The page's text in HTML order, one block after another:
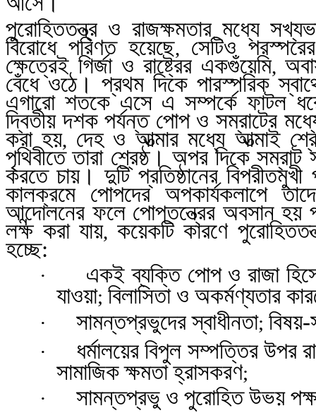
পুরোহিততন্ত্র ও রাজক্ষমতার মধ্যে
বিরোধে পরিণত হয়েছে, সেটিও
ক্ষেত্রেই গির্জা ও রাষ্ট্রের একগুঁয়েমি,
বেঁধে ওঠে। প্রথম দিকে পারস্পরিক
এগারো শতকে এসে এ সম্পর্কে ফাটল
দ্বিতীয় দশক পর্যন্ত পোপ ও সম্রাটের
করা হয়, দেহ ও আত্মার মধ্যে আত্মাই
পৃথিবীতে তারা শ্রেষ্ঠ। অপর দিকে সম্রাট
করতে চায়। দুটি প্রতিষ্ঠানের
কালক্রমে পোপদের অপকার্যকলাপে
আন্দোলনের ফলে পোপতন্ত্রের অবসান
লক্ষ করা যায়, কয়েকটি কারণে
হচ্ছে:
·
একই ব্যক্তি পোপ ও রাজা
যাওয়া; বিলাসিতা ও অকর্মণ্যতার
· সামন্তপ্রভুদের স্বাধীনতা; বিষয়-
·
ধর্মালয়ের বিপুল সম্পত্তির উপর
সামাজিক ক্ষমতা হ্রাসকরণ;
·
সামন্তপ্রভু ও পুরোহিত উভয়